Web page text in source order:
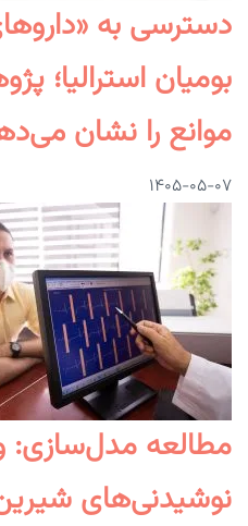
دسترسی به
بومیان استرالیا؛
موانع را نشان
۱۴۰۵-۰۵-۰۷
مطالعه مدل‌سازی:
نوشیدنی‌های